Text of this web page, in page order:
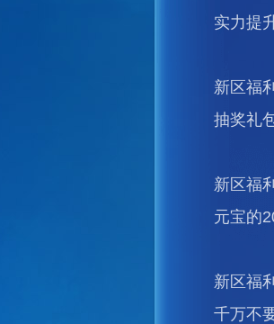
实力提
新区福
抽奖礼
新区福
元宝的
新区福
千万不